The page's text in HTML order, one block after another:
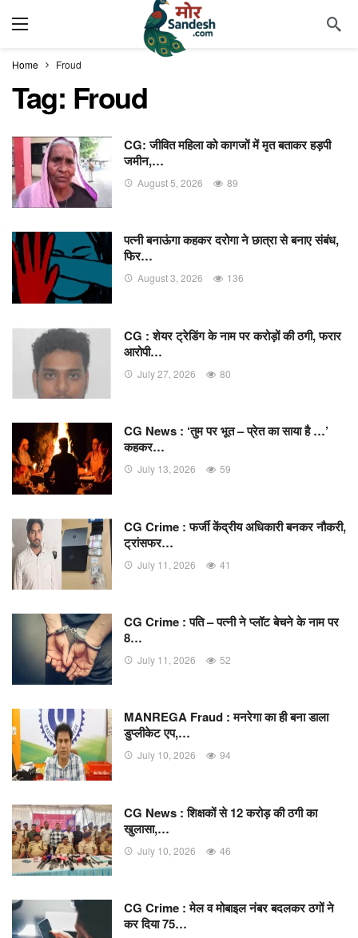
Home Froud
Tag: Froud
CG: जीवित महिला को कागजों में मृत बताकर हड़पी
जमीन,…
August 5, 2026 89
पत्नी बनाऊंगा कहकर दरोगा ने छात्रा से बनाए संबंध,
फिर…
August 3, 2026 136
CG : शेयर ट्रेडिंग के नाम पर करोड़ों की ठगी, फरार
आरोपी…
July 27, 2026 80
CG News : ‘तुम पर भूत – प्रेत का साया है …’
कहकर…
July 13, 2026 59
CG Crime : फर्जी केंद्रीय अधिकारी बनकर नौकरी,
ट्रांसफर…
July 11, 2026 41
CG Crime : पति – पत्नी ने प्लॉट बेचने के नाम पर
8…
July 11, 2026 52
MANREGA Fraud : मनरेगा का ही बना डाला
डुप्लीकेट एप,…
July 10, 2026 94
CG News : शिक्षकों से 12 करोड़ की ठगी का
खुलासा,…
July 10, 2026 46
CG Crime : मेल व मोबाइल नंबर बदलकर ठगों ने
कर दिया 75…